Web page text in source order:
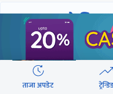
छुटाउनुभयो कि ?
छन्
ताजा अपडेट